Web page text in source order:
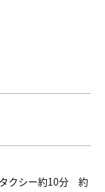
クシー約10分 約